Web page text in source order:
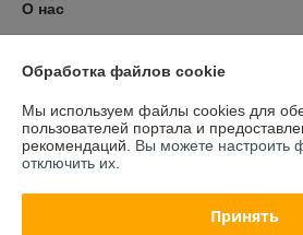
О нас
Доставка и оплата
График работы
Обработка файлов cookie
Мы используем файлы cookies для
пользователей портала и
рекомендаций. Вы можете настроить
отключить их.
Принять